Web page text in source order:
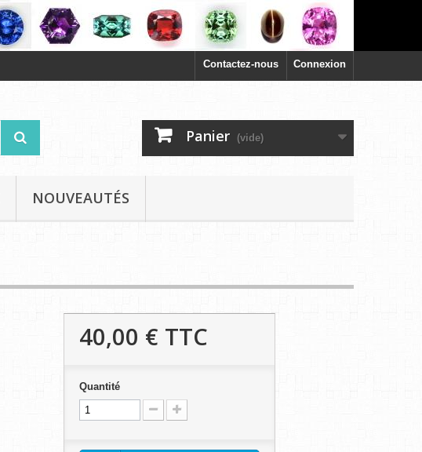
Connexion
Contactez-nous
Panier (vide)
NOUVEAUTÉS
40,00 € TTC
Quantité